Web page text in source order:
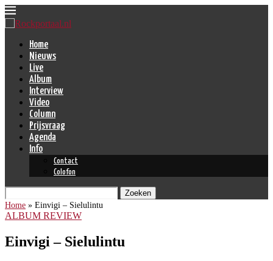
Home
Nieuws
Live
Album
Interview
Video
Column
Prijsvraag
Agenda
Info
Contact
Colofon
Zoeken
Home » Einvigi – Sielulintu
ALBUM REVIEW
Einvigi – Sielulintu